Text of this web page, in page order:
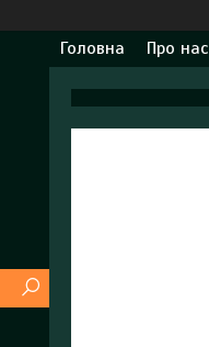
Головна Про нас